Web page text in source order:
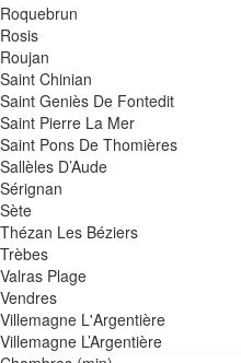
Roquebrun
Rosis
Roujan
Saint Chinian
Saint Geniès De Fontedit
Saint Pierre La Mer
Saint Pons De Thomières
Sallèles D’Aude
Sérignan
Sète
Thézan Les Béziers
Trèbes
Valras Plage
Vendres
Villemagne L'Argentière
Villemagne L’Argentière